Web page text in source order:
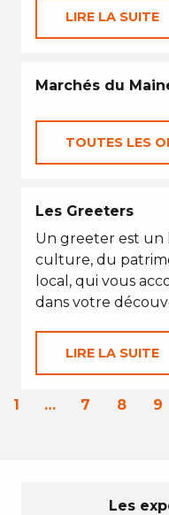
LIRE LA SUITE
Marchés du
TOUTES LES
Les Greeters
Un greeter est un
culture, du
local, qui vous
dans votre
LIRE LA SUITE
1 … 7 8 9
Les